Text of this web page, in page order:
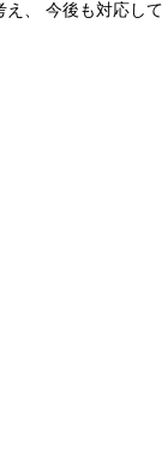
、 今後も対応し